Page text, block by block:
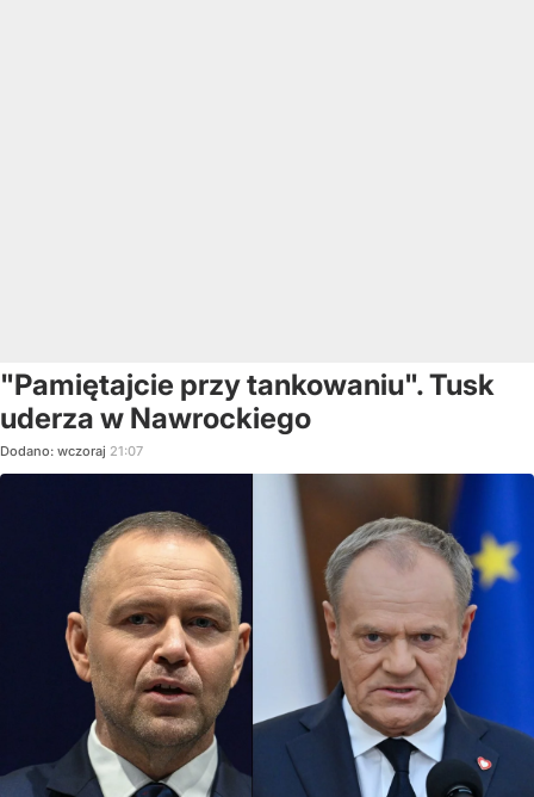
"Pamiętajcie przy tankowaniu". Tusk
uderza w Nawrockiego
Dodano: wczoraj 21:07